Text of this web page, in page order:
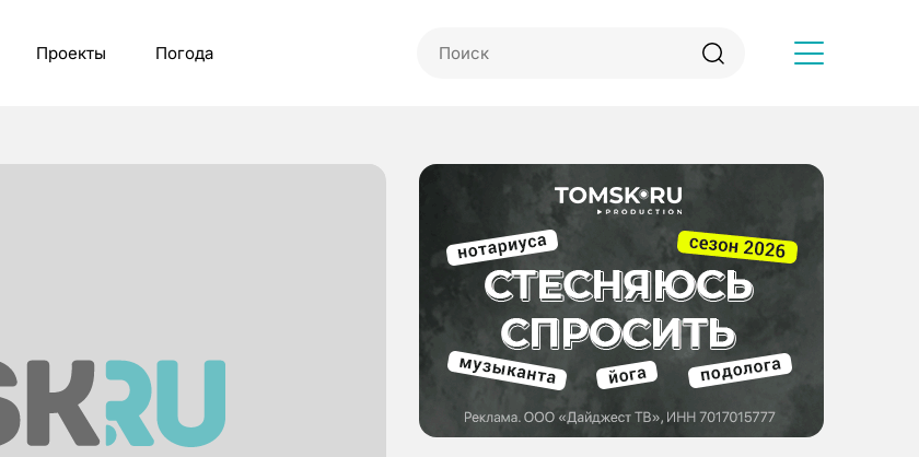
Проекты Погода